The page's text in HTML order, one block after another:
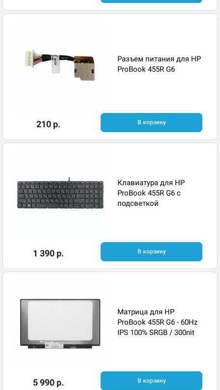
Разъем питания для HP
ProBook 455R G6
210 р. В корзину
Клавиатура для HP
ProBook 455R G6 с
подсветкой
1 390 р. В корзину
Матрица для HP
ProBook 455R G6 - 60Hz
IPS 100% SRGB / 300nit
5 990 р. В корзину